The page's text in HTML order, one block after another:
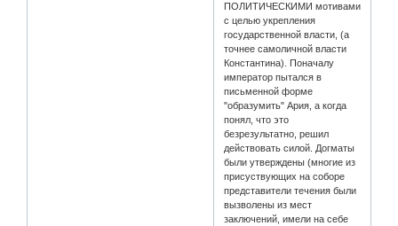
ПОЛИТИЧЕСКИМИ мотивами
с целью укрепления
государственной власти, (а
точнее самоличной власти
Константина). Поначалу
император пытался в
письменной форме
"образумить" Ария, а когда
понял, что это
безрезультатно, решил
действовать силой. Догматы
были утверждены (многие из
присуствующих на соборе
представители течения были
вызволены из мест
заключений, имели на себе